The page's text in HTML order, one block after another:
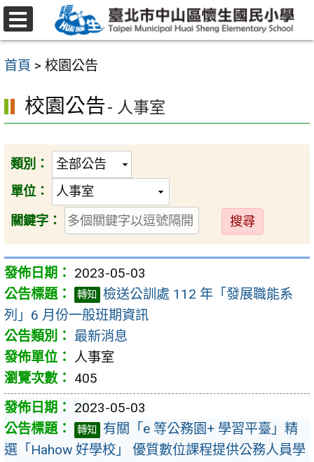
跳
至
要
容
首頁 > 校園公告
校園公告- 人事室
類別：
單位：
關鍵字：
送
出
2023-05-03
轉知
檢送公訓處 112 年「發展職能系
列」6 月份一般班期資訊
最新消息
人事室
405
2023-05-03
轉知
有關「e 等公務園+ 學習平臺」精
選「Hahow 好學校」 優質數位課程提供公務人員學
選
單